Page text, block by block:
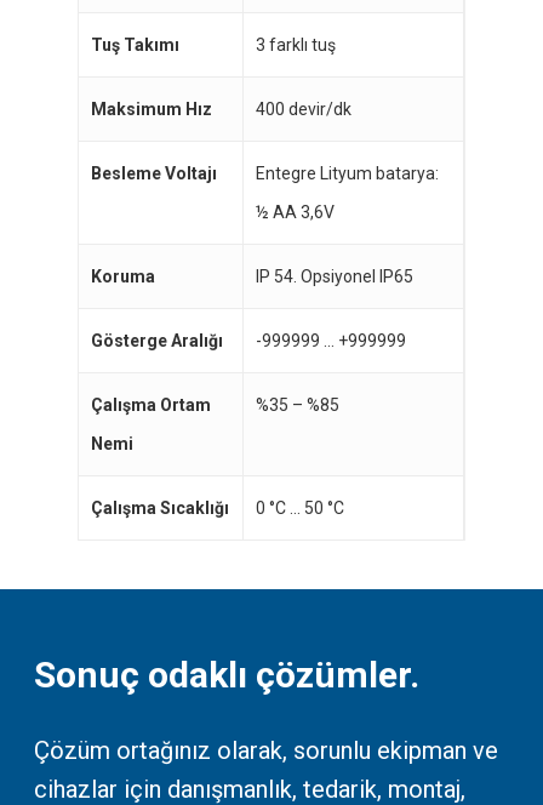
Tuş Takımı 3 farklı tuş
Maksimum Hız 400 devir/dk
Besleme Voltajı
Entegre Lityum batarya:
½ AA 3,6V
Koruma IP 54. Opsiyonel IP65
Gösterge Aralığı -999999 … +999999
Çalışma Ortam
Nemi
%35 – %85
Çalışma Sıcaklığı 0 °C … 50 °C
Sonuç odaklı çözümler.
Çözüm ortağınız olarak, sorunlu ekipman ve
cihazlar için danışmanlık, tedarik, montaj,